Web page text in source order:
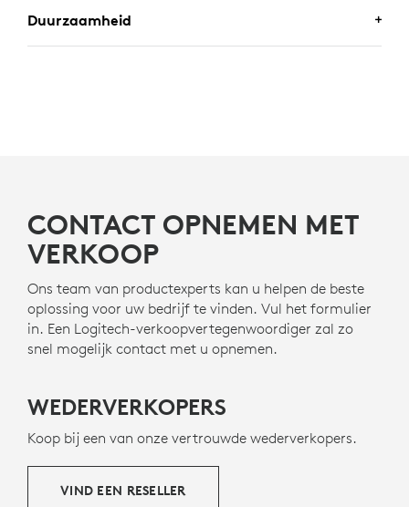
GECERTIFICEERD VOOR
BEDRIJVEN
Duurzaamheid
afvalmateriaal6Plasticgehalte van Zone Wired 2
om afgedankt plastic van oude
consumentenelektronica een tweede leven te geven en
onze CO2-voetafdruk te helpen verkleinen.
OVER GERECYCLED PLASTIC
CONTACT OPNEMEN MET
VERKOOP
Ons team van productexperts kan u helpen de beste
oplossing voor uw bedrijf te vinden. Vul het formulier
in. Een Logitech-verkoopvertegenwoordiger zal zo
snel mogelijk contact met u opnemen.
WEDERVERKOPERS
Koop bij een van onze vertrouwde wederverkopers.
VIND EEN RESELLER